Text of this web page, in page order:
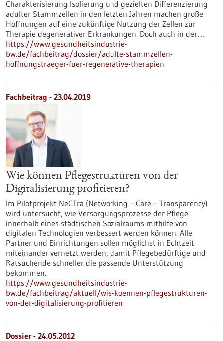
Charakterisierung Isolierung und gezielten Differenzierung
adulter Stammzellen in den letzten Jahren machen große
Hoffnungen auf eine zukünftige Nutzung der Zellen zur
Therapie degenerativer Erkrankungen. Doch auch in der…
https://www.gesundheitsindustrie-
bw.de/fachbeitrag/dossier/adulte-stammzellen-
hoffnungstraeger-fuer-regenerative-therapien
Fachbeitrag - 23.04.2019
Wie können Pflegestrukturen von der
Digitalisierung profitieren?
Im Pilotprojekt NeCTra (Networking – Care – Transparency)
wird untersucht, wie Versorgungsprozesse der Pflege
innerhalb eines städtischen Sozialraums mithilfe von
digitalen Technologien verbessert werden können. Alle
Partner und Einrichtungen sollen möglichst in Echtzeit
miteinander vernetzt werden, damit Pflegebedürftige und
Ratsuchende schneller die passende Unterstützung
bekommen.
https://www.gesundheitsindustrie-
bw.de/fachbeitrag/aktuell/wie-koennen-pflegestrukturen-
von-der-digitalisierung-profitieren
Dossier - 24.05.2012